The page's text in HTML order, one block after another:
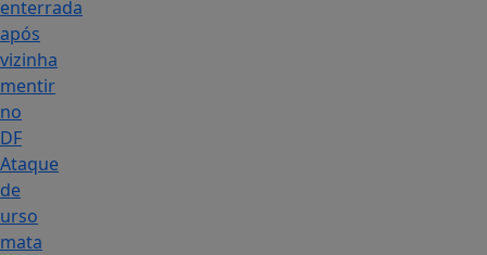
enterrada
após
vizinha
mentir
no
DF
Ataque
de
urso
mata